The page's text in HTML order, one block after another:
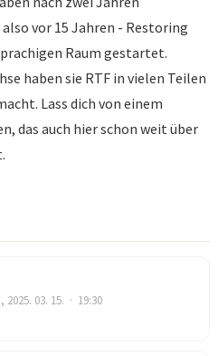
also vor 15 Jahren - Restoring
Raum gestartet.
haben sie RTF in vielen Teilen
Lass dich von einem
das auch hier schon weit über
2025. 03. 15. · 19:30